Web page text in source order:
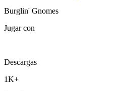
Burglin' Gnomes
Jugar con
Descargas
1K+